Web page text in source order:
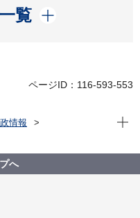
覧
ページID：116-593-553
情報
題を解決。デザイン産学
。
現在
へ